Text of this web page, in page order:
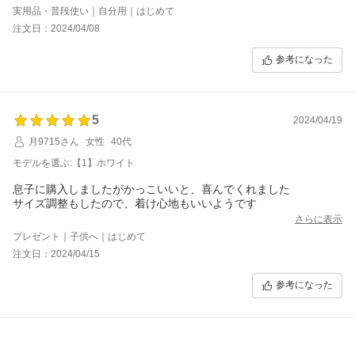
実用品・普段使い｜自分用｜はじめて
注文日：2024/04/08
参考になった
5
2024/04/19
月9715さん
女性
40代
モデルを選ぶ:【1】ホワイト
息子に購入しましたがかっこいいと、喜んでくれました
サイズ調整もしたので、着け心地もいいようです
さらに表示
プレゼント｜子供へ｜はじめて
注文日：2024/04/15
参考になった